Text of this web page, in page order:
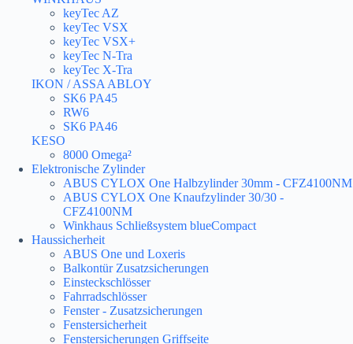
keyTec AZ
keyTec VSX
keyTec VSX+
keyTec N-Tra
keyTec X-Tra
IKON / ASSA ABLOY
SK6 PA45
RW6
SK6 PA46
KESO
8000 Omega²
Elektronische Zylinder
ABUS CYLOX One Halbzylinder 30mm - CFZ4100NM
ABUS CYLOX One Knaufzylinder 30/30 -
CFZ4100NM
Winkhaus Schließsystem blueCompact
Haussicherheit
ABUS One und Loxeris
Balkontür Zusatzsicherungen
Einsteckschlösser
Fahrradschlösser
Fenster - Zusatzsicherungen
Fenstersicherheit
Fenstersicherungen Griffseite